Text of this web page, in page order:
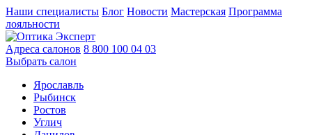
Наши специалисты Блог Новости Мастерская Программа
лояльности
Адреса салонов 8 800 100 04 03
Выбрать салон
Ярославль
Рыбинск
Ростов
Углич